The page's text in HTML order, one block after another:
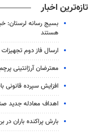
تازه‌ترین اخبار
بسیج رسانه لرستان:
هستند
ارسال فاز دوم
معترضان آرژانتینی
افزایش سپرده قانونی
اهداف معادله جدید
بارش پراکنده باران در